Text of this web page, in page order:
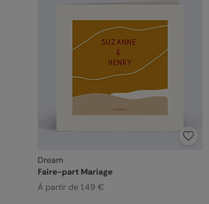
Dream
Faire-part Mariage
À partir de 1,49 €